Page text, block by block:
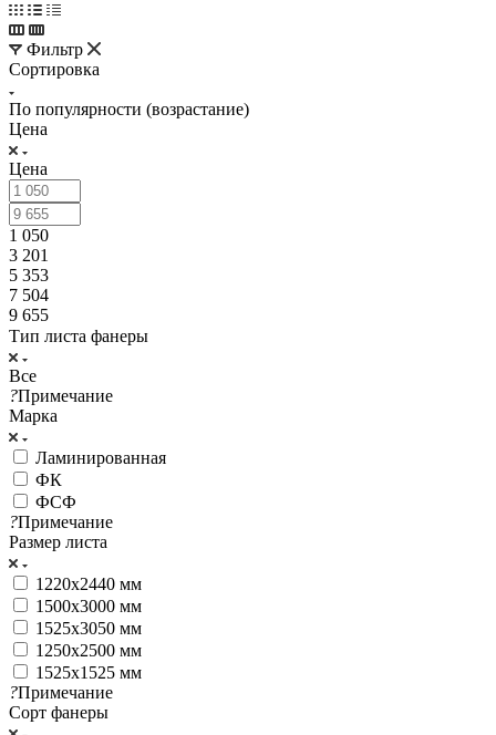
Фильтр
Сортировка
По популярности (возрастание)
Цена
Цена
1 050
3 201
5 353
7 504
9 655
Тип листа фанеры
Все
?Примечание
Марка
Ламинированная
ФК
ФСФ
?Примечание
Размер листа
1220x2440 мм
1500x3000 мм
1525x3050 мм
1250x2500 мм
1525x1525 мм
?Примечание
Сорт фанеры